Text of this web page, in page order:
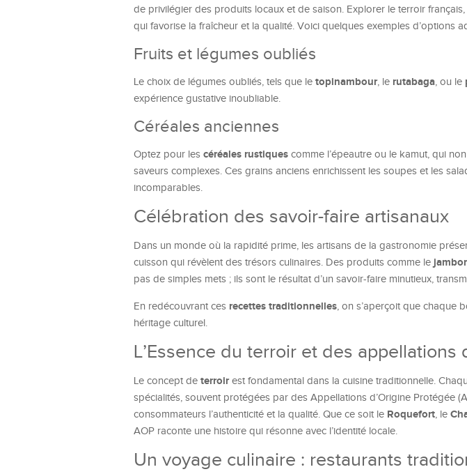
de privilégier des produits locaux et de saison. Explorer le terroir
qui favorise la fraîcheur et la qualité. Voici quelques exemples d’options
Fruits et légumes oubliés
Le choix de légumes oubliés, tels que le topinambour, le rutabaga, ou le
expérience gustative inoubliable.
Céréales anciennes
Optez pour les céréales rustiques comme l’épeautre ou le kamut, qui
saveurs complexes. Ces grains anciens enrichissent les soupes et les
incomparables.
Célébration des savoir-faire artisanaux
Dans un monde où la rapidité prime, les artisans de la gastronomie
cuisson qui révèlent des trésors culinaires. Des produits comme le
pas de simples mets ; ils sont le résultat d’un savoir-faire minutieux,
En redécouvrant ces recettes traditionnelles, on s’aperçoit que chaque
héritage culturel.
L’Essence du terroir et des appellations
Le concept de terroirest fondamental dans la cuisine traditionnelle.
spécialités, souvent protégées par des Appellations d’Origine Protégée
consommateurs l’authenticité et la qualité. Que ce soit le Roquefort, le
AOP raconte une histoire qui résonne avec l’identité locale.
Un voyage culinaire : restaurants